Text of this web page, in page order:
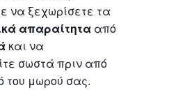
να ξεχωρίσετε τα
απαραίτητα από
και να
σωστά πριν από
του μωρού σας.